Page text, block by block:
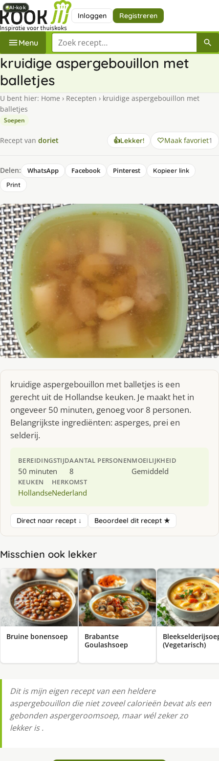
Inloggen Registreren
Menu Zoek een recept
kruidige aspergebouillon met
balletjes
U bent hier: Home › Recepten › kruidige aspergebouillon met
balletjes
Soepen
Recept van doriet 👍Lekker! Maak favoriet1
Delen: WhatsApp Facebook Pinterest
Kopieer link
Print
kruidige aspergebouillon met balletjes is een
gerecht uit de Hollandse keuken. Je maakt het in
ongeveer 50 minuten, genoeg voor 8 personen.
Belangrijkste ingrediënten: asperges, prei en
selderij.
BEREIDINGSTIJD
50 minuten
AANTAL PERSONEN
8
MOEILIJKHEID
Gemiddeld
KEUKEN
Hollandse
HERKOMST
Nederland
Direct naar recept ↓ Beoordeel dit recept ★
Misschien ook lekker
AI-kok
Bruine bonensoep
AI-kok
Brabantse
Goulashsoep
AI-kok
(Vegetarisch)
AI-kok
AI-kok
Dit is mijn eigen recept van een heldere
aspergebouillon die niet zoveel calorieën bevat als een
gebonden aspergeroomsoep, maar wél zeker zo
lekker is .